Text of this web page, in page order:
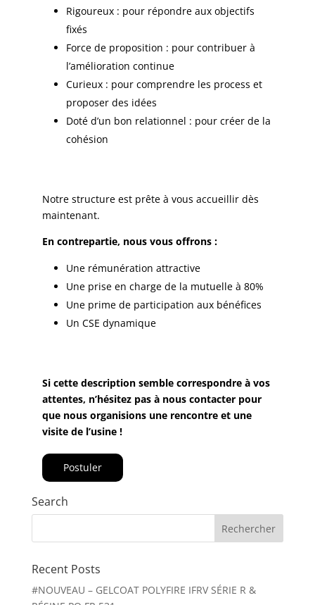
Rigoureux : pour répondre aux objectifs
fixés
Force de proposition : pour contribuer à
l’amélioration continue
Curieux : pour comprendre les process et
proposer des idées
Doté d’un bon relationnel : pour créer de la
cohésion
Notre structure est prête à vous accueillir dès
maintenant.
En contrepartie, nous vous offrons :
Une rémunération attractive
Une prise en charge de la mutuelle à 80%
Une prime de participation aux bénéfices
Un CSE dynamique
Si cette description semble correspondre à vos
attentes, n’hésitez pas à nous contacter pour
que nous organisions une rencontre et une
visite de l’usine !
Postuler
Search
Rechercher :
Recent Posts
#NOUVEAU – GELCOAT POLYFIRE IFRV SÉRIE R &